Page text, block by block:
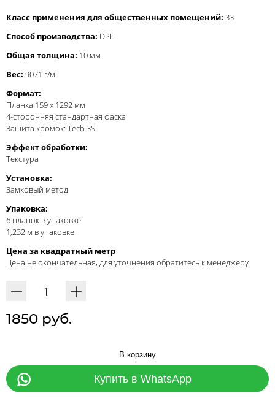
Класс применения для общественных помещений: 33
Способ производства: DPL
Общая толщина: 10 мм
Вес: 9071 г/м
Формат:
Планка 159 x 1292 мм
4-сторонняя стандартная фаска
Защита кромок: Tech 3S
Эффект обработки:
Текстура
Установка:
Замковый метод
Упаковка:
6 планок в упаковке
1,232 м в упаковке
Цена за квадратный метр
Цена не окончательная, для уточнения обратитесь к менеджеру
1850 руб.
В корзину
Купить в WhatsApp